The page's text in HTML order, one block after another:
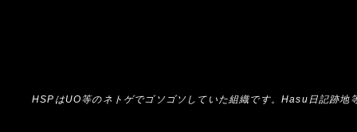
HSPはUO等のネトゲでゴソゴソしていた組織です。Hasu日記跡地